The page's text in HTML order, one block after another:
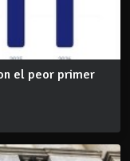
el peor primer